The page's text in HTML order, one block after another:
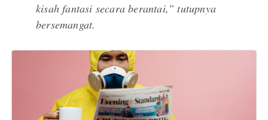
kisah fantasi secara berantai,” tutupnya
bersemangat.